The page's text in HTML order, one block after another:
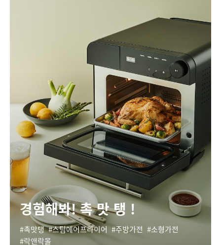
경험해봐! 촉 맛 탱 !
촉맛탱 스팀에어프라이어 주방가전
소형가전
락앤락몰